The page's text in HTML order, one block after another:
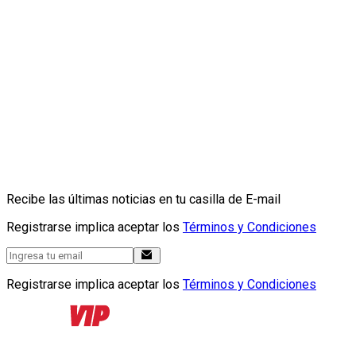
Recibe las últimas noticias en tu casilla de E-mail
Registrarse implica aceptar los Términos y Condiciones
Registrarse implica aceptar los Términos y Condiciones